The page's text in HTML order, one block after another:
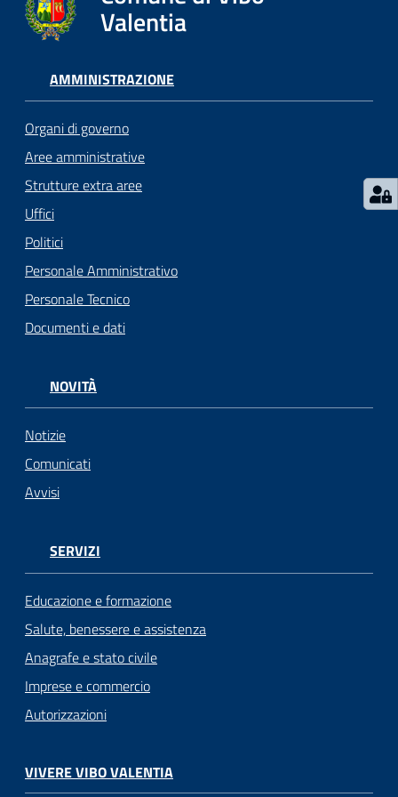
argomenti...
Seguici
su
Valentia
AMMINISTRAZIONE
Organi di governo
Aree amministrative
Strutture extra aree
Uffici
Politici
Personale Amministrativo
Personale Tecnico
Documenti e dati
NOVITÀ
Notizie
Comunicati
Avvisi
SERVIZI
Educazione e formazione
Salute, benessere e assistenza
Anagrafe e stato civile
Imprese e commercio
Autorizzazioni
VIVERE VIBO VALENTIA